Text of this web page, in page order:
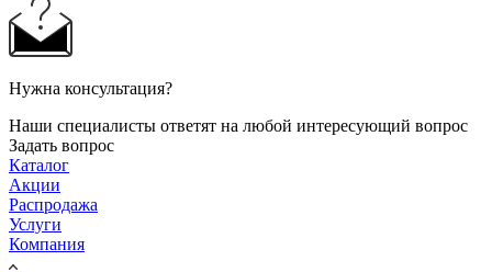
Нужна консультация?
Наши специалисты ответят на любой интересующий вопрос
Задать вопрос
Каталог
Акции
Распродажа
Услуги
Компания